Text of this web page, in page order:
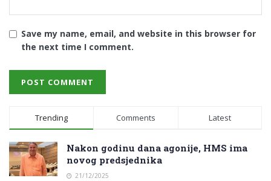
Save my name, email, and website in this browser for
the next time I comment.
Trending Comments Latest
Nakon godinu dana agonije, HMS ima
novog predsjednika
21/12/2025